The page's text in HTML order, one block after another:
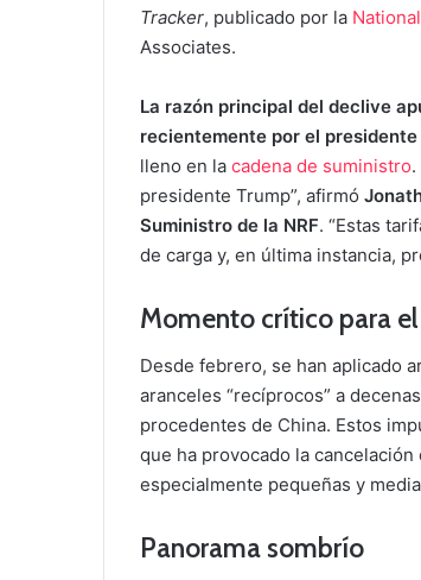
Tracker, publicado por la
Associates.
La razón principal del declive
recientemente por el presidente
lleno en la cadena de suministro
presidente Trump”, afirmó
Suministro de la NRF. “Estas
de carga y, en última instancia,
Momento crítico para
Desde febrero, se han aplicado
aranceles “recíprocos” a
procedentes de China. Estos
que ha provocado la
especialmente pequeñas y
Panorama sombrío